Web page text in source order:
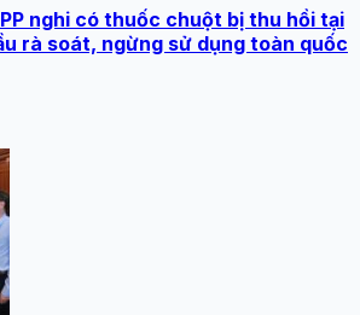
nghi có thuốc chuột bị thu hồi tại
rà soát, ngừng sử dụng toàn quốc